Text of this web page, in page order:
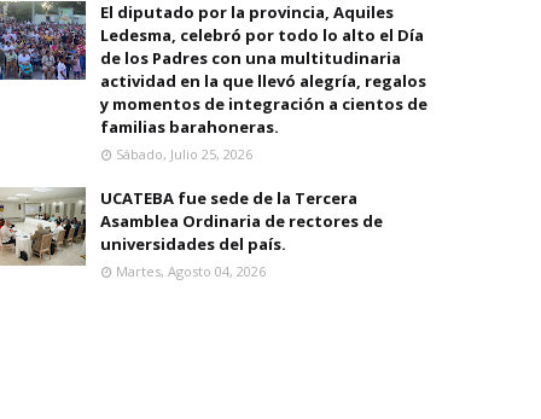
El diputado por la provincia, Aquiles
Ledesma, celebró por todo lo alto el Día
de los Padres con una multitudinaria
actividad en la que llevó alegría, regalos
y momentos de integración a cientos de
familias barahoneras.
Sábado, Julio 25, 2026
UCATEBA fue sede de la Tercera
Asamblea Ordinaria de rectores de
universidades del país.
Martes, Agosto 04, 2026